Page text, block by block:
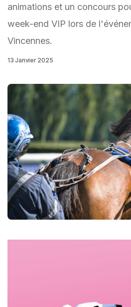
animations et un concours
week-end VIP lors de
Vincennes.
13 Janvier 2025